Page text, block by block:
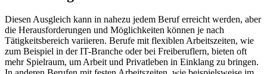
Diesen Ausgleich kann in nahezu jedem Beruf erreicht werden, aber
die Herausforderungen und Möglichkeiten können je nach
Tätigkeitsbereich variieren. Berufe mit flexiblen Arbeitszeiten, wie
zum Beispiel in der IT-Branche oder bei Freiberuflern, bieten oft
mehr Spielraum, um Arbeit und Privatleben in Einklang zu bringen.